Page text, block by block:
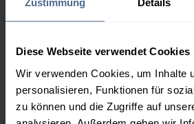
Diese Webseite verwendet Cookies
Wir verwenden Cookies, um Inhalte
personalisieren, Funktionen für
zu können und die Zugriffe auf
3.000 Liter